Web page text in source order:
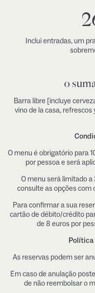
Inclui entradas, um
o
Barra libre [incluye
vino de la casa,
O menu é obrigatório para
por pessoa e será
O menu será limitado
consulte as opções com
Para confirmar a sua
cartão de débito/crédito
de 8 euros por
Política
As reservas podem ser
Em caso de anulação
de não reembolsar o